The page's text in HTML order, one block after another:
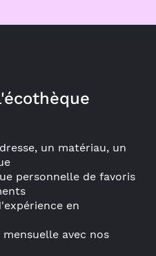
un matériau, un
personnelle de favoris
en
avec nos